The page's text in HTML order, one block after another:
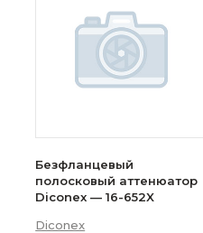
Безфланцевый
полосковый аттенюатор
Diconex — 16-652X
Diconex